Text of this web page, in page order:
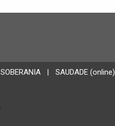
SOBERANIA | SAUDADE (online)